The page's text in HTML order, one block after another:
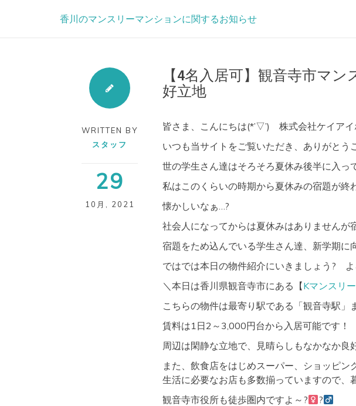
香川のマンスリーマンションに関するお知らせ
WRITTEN BY
スタッフ
29
10月 2021
【4名入居可】観音寺市マン
好立地
皆さま、こんにちは(*’▽’) 株式会社ケイアイ
いつも当サイトをご覧いただき、ありがとう
世の学生さん達はそろそろ夏休み後半に入っ
私はこのくらいの時期から夏休みの宿題が終
懐かしいなぁ…?
社会人になってからは夏休みはありませんが
宿題をため込んでいる学生さん達、新学期に
ではでは本日の物件紹介にいきましょう? よ
＼本日は香川県観音寺市にある【Kマンスリ
こちらの物件は最寄り駅である「観音寺駅」
賃料は1日2～3,000円台から入居可能です！
周辺は閑静な立地で、見晴らしもなかなか
また、飲食店をはじめスーパー、ショッピ
生活に必要なお店も多数揃っていますので、
観音寺市役所も徒歩圏内ですよ～?‍
?‍